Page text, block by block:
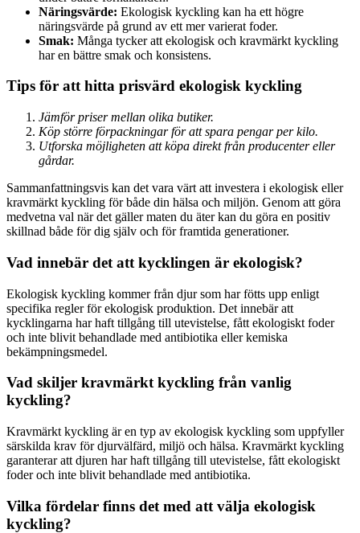
Näringsvärde: Ekologisk kyckling kan ha ett högre
näringsvärde på grund av ett mer varierat foder.
Smak: Många tycker att ekologisk och kravmärkt kyckling
har en bättre smak och konsistens.
Tips för att hitta prisvärd ekologisk kyckling
Jämför priser mellan olika butiker.
Köp större förpackningar för att spara pengar per kilo.
Utforska möjligheten att köpa direkt från producenter eller
gårdar.
Sammanfattningsvis kan det vara värt att investera i ekologisk eller
kravmärkt kyckling för både din hälsa och miljön. Genom att göra
medvetna val när det gäller maten du äter kan du göra en positiv
skillnad både för dig själv och för framtida generationer.
Vad innebär det att kycklingen är ekologisk?
Ekologisk kyckling kommer från djur som har fötts upp enligt
specifika regler för ekologisk produktion. Det innebär att
kycklingarna har haft tillgång till utevistelse, fått ekologiskt foder
och inte blivit behandlade med antibiotika eller kemiska
bekämpningsmedel.
Vad skiljer kravmärkt kyckling från vanlig
kyckling?
Kravmärkt kyckling är en typ av ekologisk kyckling som uppfyller
särskilda krav för djurvälfärd, miljö och hälsa. Kravmärkt kyckling
garanterar att djuren har haft tillgång till utevistelse, fått ekologiskt
foder och inte blivit behandlade med antibiotika.
Vilka fördelar finns det med att välja ekologisk
kyckling?